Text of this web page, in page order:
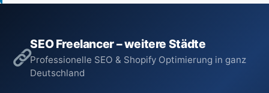
SEO Freelancer – weitere Städte
Professionelle SEO & Shopify Optimierung in ganz
Deutschland